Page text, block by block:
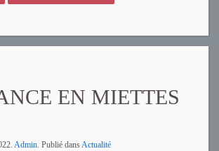
EN MIETTES
. Admin. Publié dansActualité